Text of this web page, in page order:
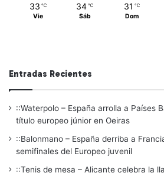
33 ℃
Vie
34 ℃
Sáb
31 ℃
Dom
Entradas Recientes
::Waterpolo – España arrolla a Países
título europeo júnior en Oeiras
::Balonmano – España derriba a
semifinales del Europeo juvenil
::Tenis de mesa – Alicante celebra la